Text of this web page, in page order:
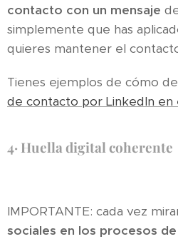
contacto con un mensaje
simplemente que has
quieres mantener el
Tienes ejemplos de cómo
de contacto por LinkedIn en
4· Huella digital coherente
IMPORTANTE: cada vez
sociales en los procesos